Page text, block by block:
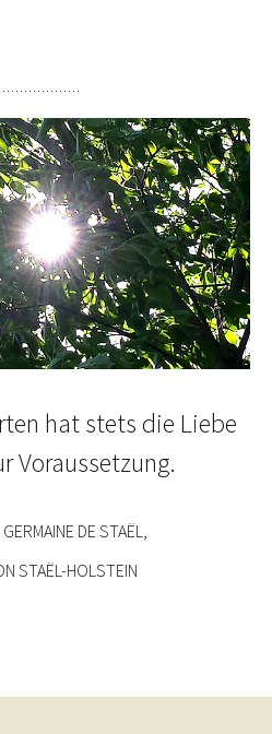
hat stets die Liebe
Voraussetzung.
DE STAËL,
STAËL-HOLSTEIN